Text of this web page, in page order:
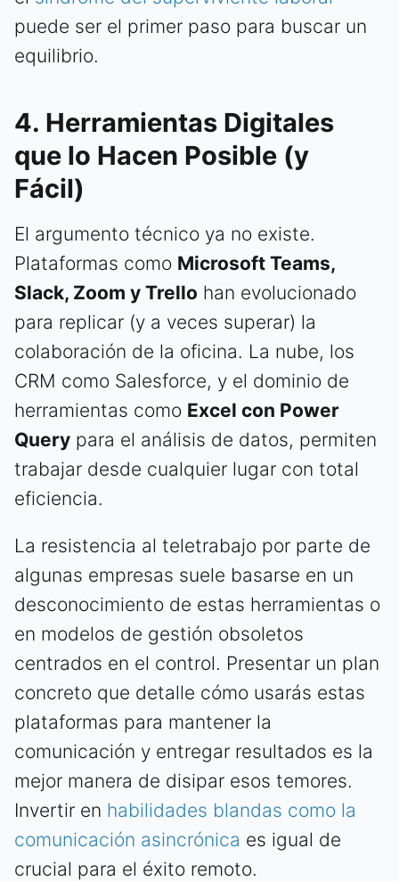
puede ser el primer paso para buscar un
equilibrio.
4. Herramientas Digitales
que lo Hacen Posible (y
Fácil)
El argumento técnico ya no existe.
Plataformas como Microsoft Teams,
Slack, Zoom y Trello han evolucionado
para replicar (y a veces superar) la
colaboración de la oficina. La nube, los
CRM como Salesforce, y el dominio de
herramientas como Excel con Power
Query para el análisis de datos, permiten
trabajar desde cualquier lugar con total
eficiencia.
La resistencia al teletrabajo por parte de
algunas empresas suele basarse en un
desconocimiento de estas herramientas o
en modelos de gestión obsoletos
centrados en el control. Presentar un plan
concreto que detalle cómo usarás estas
plataformas para mantener la
comunicación y entregar resultados es la
mejor manera de disipar esos temores.
Invertir en habilidades blandas como la
comunicación asincrónica es igual de
crucial para el éxito remoto.